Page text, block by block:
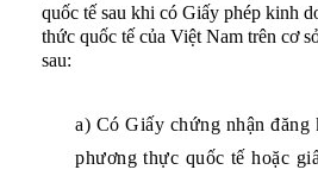
quốc tế sau khi có Giấy phép kinh
thức quốc tế của Việt Nam trên cơ
sau:
a) Có Giấy chứng nhận đăng
phương thực quốc tế hoặc